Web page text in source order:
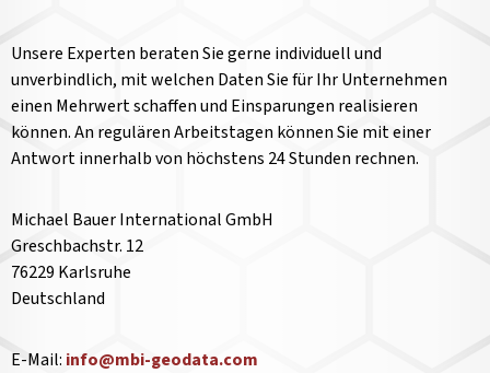
Unsere Experten beraten Sie gerne individuell und
unverbindlich, mit welchen Daten Sie für Ihr Unternehmen
einen Mehrwert schaffen und Einsparungen realisieren
können. An regulären Arbeitstagen können Sie mit einer
Antwort innerhalb von höchstens 24 Stunden rechnen.
Michael Bauer International GmbH
Greschbachstr. 12
76229 Karlsruhe
Deutschland
E-Mail: info@mbi-geodata.com